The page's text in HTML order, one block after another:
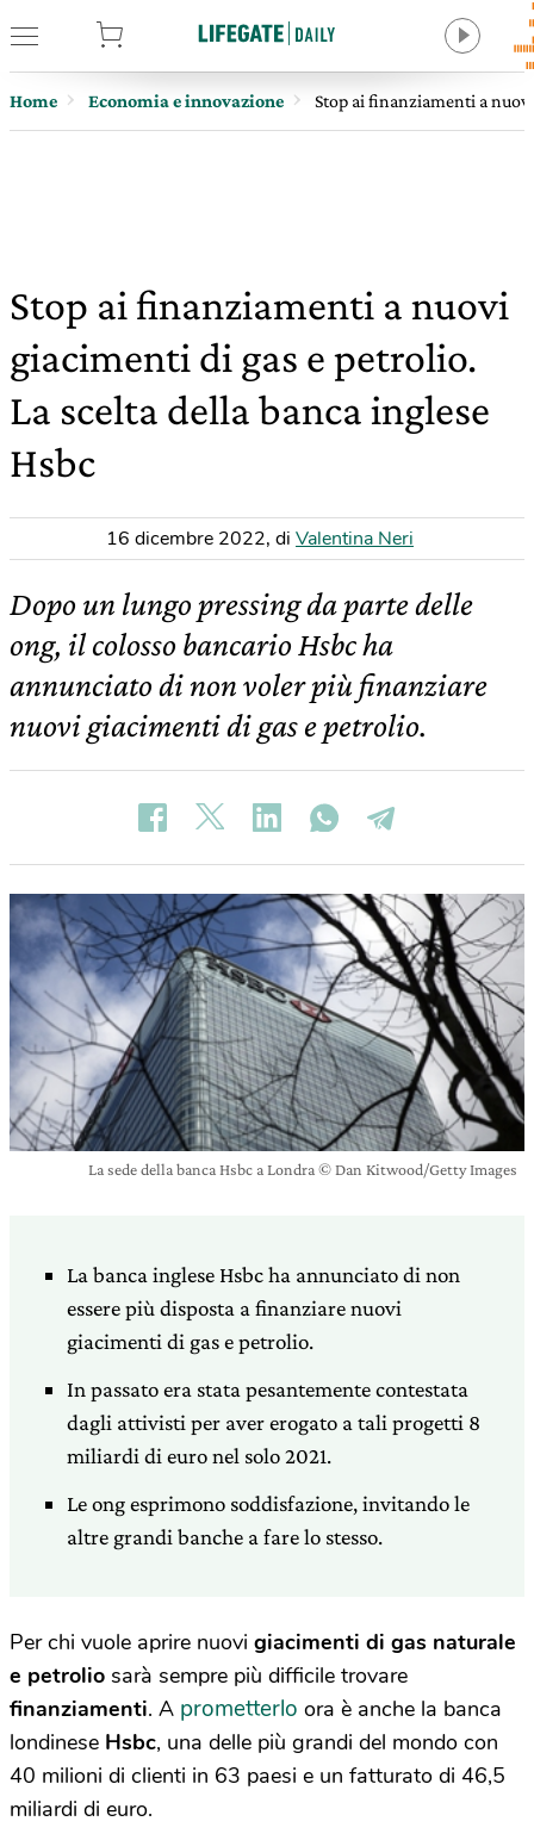
Home Economia e innovazione Stop ai finanziamenti a
Stop ai finanziamenti a nuovi
giacimenti di gas e petrolio.
La scelta della banca inglese
Hsbc
16 dicembre 2022, di Valentina Neri
Dopo un lungo pressing da parte delle
ong, il colosso bancario Hsbc ha
annunciato di non voler più finanziare
nuovi giacimenti di gas e petrolio.
La sede della banca Hsbc a Londra © Dan Kitwood/Getty Images
La banca inglese Hsbc ha annunciato di non
essere più disposta a finanziare nuovi
giacimenti di gas e petrolio.
In passato era stata pesantemente contestata
dagli attivisti per aver erogato a tali progetti 8
miliardi di euro nel solo 2021.
Le ong esprimono soddisfazione, invitando le
altre grandi banche a fare lo stesso.
Per chi vuole aprire nuovi giacimenti di gas naturale
e petrolio sarà sempre più difficile trovare
finanziamenti. A prometterlo ora è anche la banca
londinese Hsbc, una delle più grandi del mondo con
40 milioni di clienti in 63 paesi e un fatturato di 46,5
miliardi di euro.